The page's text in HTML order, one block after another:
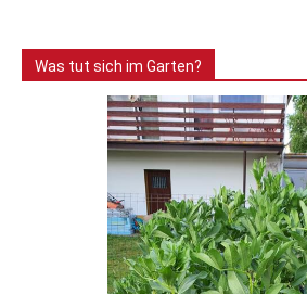
Was tut sich im Garten?